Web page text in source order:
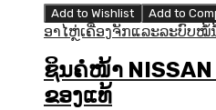
Add to Wishlist Add to
ອາໄຫຼ່ເຄື່ອງຈັກແລະລະບົບໝໍ້
ຊິນຄໍໜ້າ NISSAN
ຂອງແທ້